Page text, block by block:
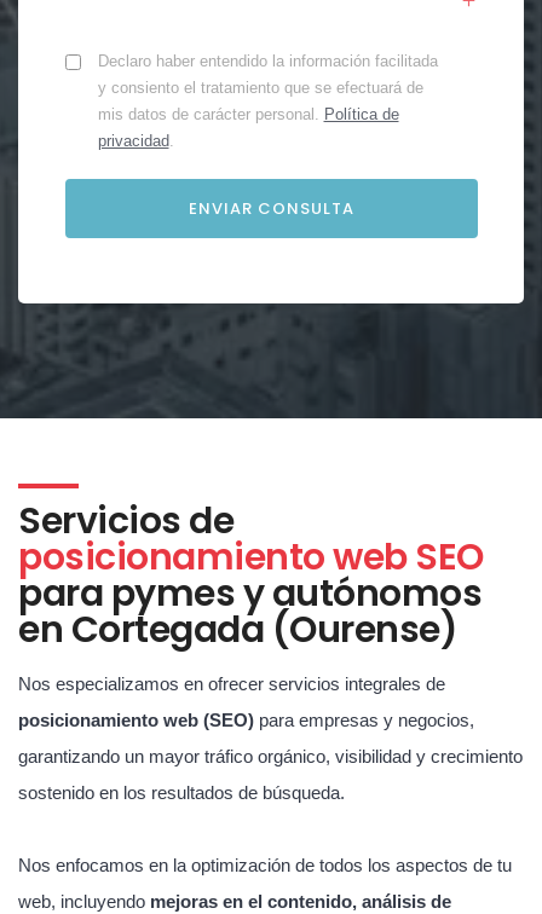
Declaro haber entendido la información facilitada
y consiento el tratamiento que se efectuará de
mis datos de carácter personal. Política de
privacidad.
Servicios de
posicionamiento web SEO
para pymes y autónomos
en Cortegada (Ourense)
Nos especializamos en ofrecer servicios integrales de
posicionamiento web (SEO) para empresas y negocios,
garantizando un mayor tráfico orgánico, visibilidad y crecimiento
sostenido en los resultados de búsqueda.
Nos enfocamos en la optimización de todos los aspectos de tu
web, incluyendo mejoras en el contenido, análisis de